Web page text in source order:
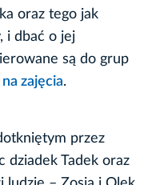
oraz tego jak
i dbać o jej
są do grup
zajęcia.
przez
dziadek Tadek oraz